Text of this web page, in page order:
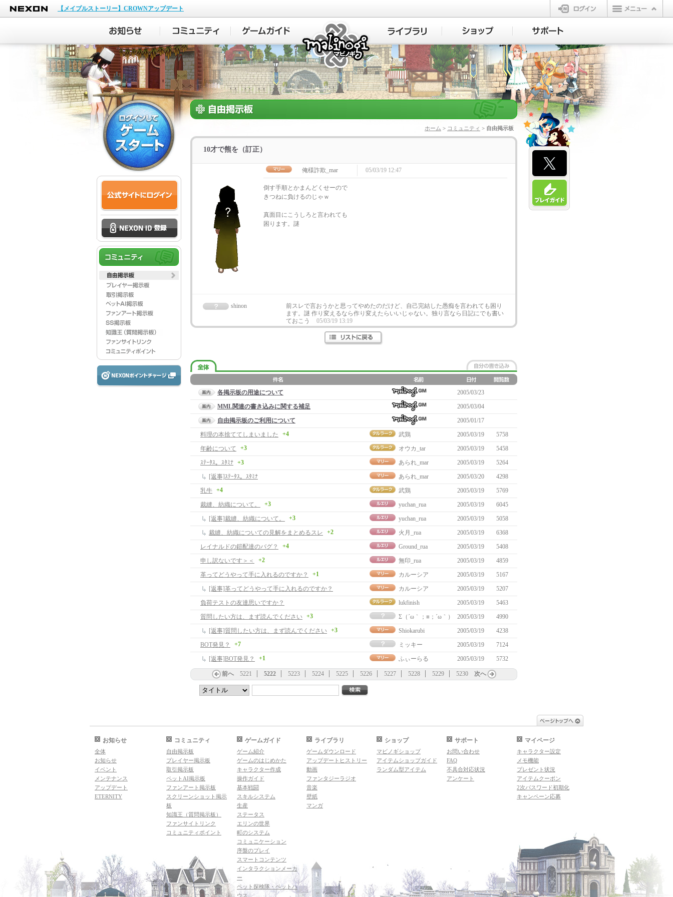
NEXON
【メイプルストーリー】CROWNアップデート
ログイン
マビノギ
ホーム > コミュニティ > 自由掲示板
10才で熊を（訂正）
俺様詐欺_mar 05/03/19 12:47
倒す手順とかまんどくせーので
きつねに負けるのじゃｗ
真面目にこうしろと言われても
困ります。謎
shinon
前スレで言おうかと思ってやめたのだけど、自己完結した愚痴を言われても困り
ます。謎 作り変えるなら作り変えたらいいじゃない。独り言なら日記にでも書い
ておこう
05/03/19 13:19
各掲示板の用途について
2005/03/23
MML関連の書き込みに関する補足
2005/03/04
自由掲示板のご利用について
2005/01/17
料理の本捨ててしまいました
+4 武鶏 2005/03/19
5758
年齢について
+3 オウカ_tar 2005/03/19
5458
ｽﾃｰﾀｽ。ｽﾀﾐﾅ +3 あられ_mar 2005/03/19
5264
[返事]ｽﾃｰﾀｽ。ｽﾀﾐﾅ
あられ_mar 2005/03/20
4298
乳牛 +4 武鶏 2005/03/19
5769
裁縫、紡織について。
+3 yuchan_rua 2005/03/19
6045
[返事]裁縫、紡織について。
+3 yuchan_rua 2005/03/19
5058
裁縫、紡織についての見解をまとめるスレ
+2 火月_rua 2005/03/19
6368
レイナルドの鎧配達のバグ？
+4 Ground_rua 2005/03/19
5408
申し訳ないです＞＜
+2 無印_rua 2005/03/19
4859
革ってどうやって手に入れるのですか？
+1 カルーシア 2005/03/19
5167
[返事]革ってどうやって手に入れるのですか？
カルーシア 2005/03/19
5207
負荷テストの友達思いですか？
lukfinish 2005/03/19
5463
質問したい方は、まず読んでください +3 Σ（´ω｀；≡；´ω｀） 2005/03/19
4990
[返事]質問したい方は、まず読んでください +3 Shiokarubi 2005/03/19
4238
BOT発見？
+7 ミッキー 2005/03/19
7124
[返事]BOT発見？
+1 ふぃーらる 2005/03/19 5732
前へ 5221 5222 5223 5224 5225 5226 5227 5228 5229 5230 次へ
お知らせ
全体
お知らせ
イベント
メンテナンス
アップデート
ETERNITY
コミュニティ
自由掲示板
プレイヤー掲示板
取引掲示板
ペットAI掲示板
ファンアート掲示板
スクリーンショット掲示
板
知識王（質問掲示板）
ファンサイトリンク
コミュニティポイント
ゲームガイド
ゲーム紹介
ゲームのはじめかた
キャラクター作成
操作ガイド
基本戦闘
スキルシステム
生産
ステータス
エリンの世界
町のシステム
コミュニケーション
序盤のプレイ
スマートコンテンツ
インタラクションメーカ
ー
ペット探検隊・ペットハ
ウス
ライブラリ
ゲームダウンロード
アップデートヒストリー
動画
ファンタジーラジオ
音楽
壁紙
マンガ
ショップ
マビノギショップ
アイテムショップガイド
ランダム型アイテム
サポート
お問い合わせ
FAQ
不具合対応状況
アンケート
マイページ
キャラクター設定
メモ機能
プレゼント状況
アイテムクーポン
2次パスワード初期化
キャンペーン応募